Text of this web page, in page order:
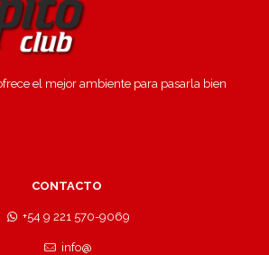
el mejor ambiente para pasarla bien
CONTACTO
+54 9 221 570-9069
info@